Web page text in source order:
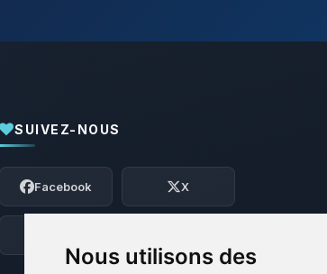
Nous utilisons des
SUIVEZ-NOUS
Facebook X
Youpi, enfin quelqu’un pour me parler !
Moi c’est Choupy, ton petit assistant
BoxToPlay. Dis-moi ce dont tu as besoin
et je vais remuer mes petits circuits
08/08/2026 à 14:48